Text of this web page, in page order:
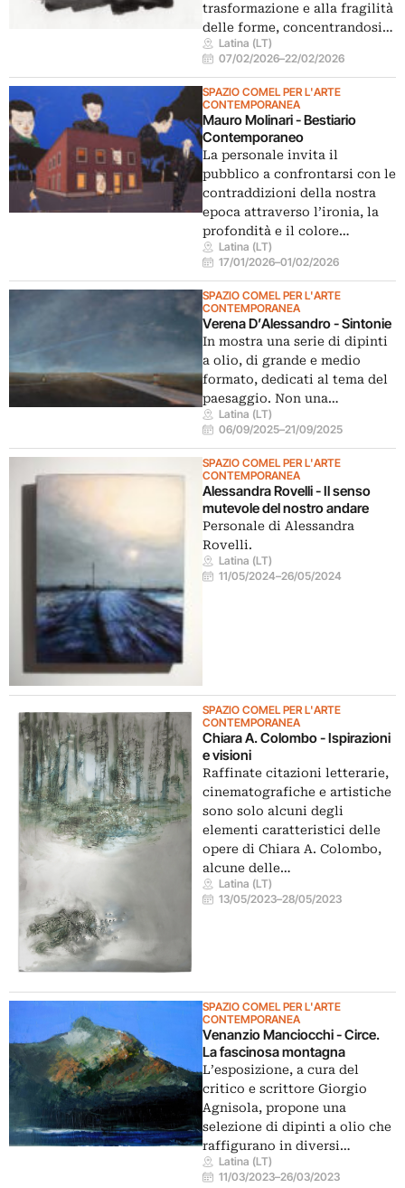
trasformazione e alla fragilità
delle forme, concentrandosi…
Latina (LT)
07/02/2026–22/02/2026
SPAZIO COMEL PER L'ARTE
CONTEMPORANEA
Mauro Molinari - Bestiario
Contemporaneo
La personale invita il
pubblico a confrontarsi con le
contraddizioni della nostra
epoca attraverso l’ironia, la
profondità e il colore…
Latina (LT)
17/01/2026–01/02/2026
SPAZIO COMEL PER L'ARTE
CONTEMPORANEA
Verena D’Alessandro - Sintonie
In mostra una serie di dipinti
a olio, di grande e medio
formato, dedicati al tema del
paesaggio. Non una…
Latina (LT)
06/09/2025–21/09/2025
SPAZIO COMEL PER L'ARTE
CONTEMPORANEA
Alessandra Rovelli - Il senso
mutevole del nostro andare
Personale di Alessandra
Rovelli.
Latina (LT)
11/05/2024–26/05/2024
SPAZIO COMEL PER L'ARTE
CONTEMPORANEA
Chiara A. Colombo - Ispirazioni
e visioni
Raffinate citazioni letterarie,
cinematografiche e artistiche
sono solo alcuni degli
elementi caratteristici delle
opere di Chiara A. Colombo,
alcune delle…
Latina (LT)
13/05/2023–28/05/2023
SPAZIO COMEL PER L'ARTE
CONTEMPORANEA
Venanzio Manciocchi - Circe.
La fascinosa montagna
L’esposizione, a cura del
critico e scrittore Giorgio
Agnisola, propone una
selezione di dipinti a olio che
raffigurano in diversi…
Latina (LT)
11/03/2023–26/03/2023